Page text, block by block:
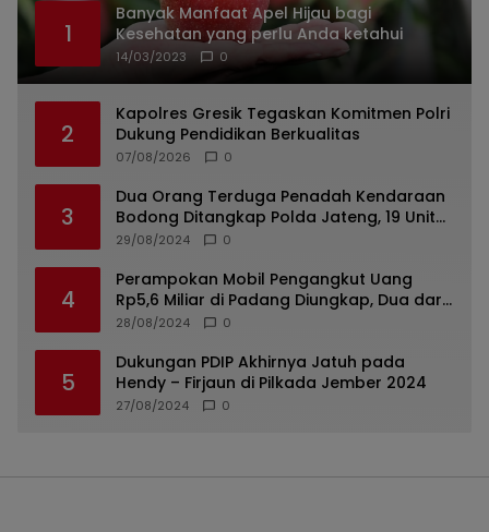
1
Banyak Manfaat Apel Hijau bagi
Kesehatan yang perlu Anda ketahui
14/03/2023 0
2
Kapolres Gresik Tegaskan Komitmen Polri
Dukung Pendidikan Berkualitas
07/08/2026 0
3
Dua Orang Terduga Penadah Kendaraan
Bodong Ditangkap Polda Jateng, 19 Unit
Roda Empat Diamankan
29/08/2024 0
4
Perampokan Mobil Pengangkut Uang
Rp5,6 Miliar di Padang Diungkap, Dua dari
Tiga Tersangka Merupakan Oknum Polisi
28/08/2024 0
5
Dukungan PDIP Akhirnya Jatuh pada
Hendy – Firjaun di Pilkada Jember 2024
27/08/2024 0